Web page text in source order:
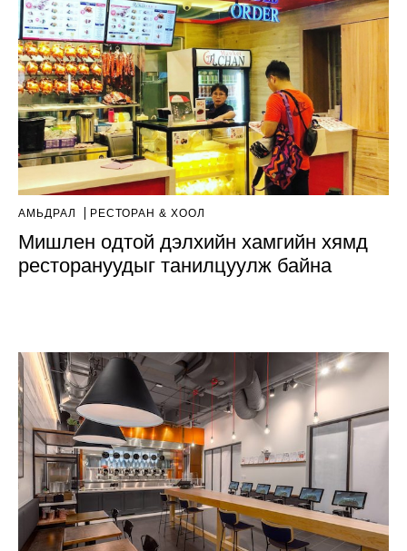
АМЬДРАЛ РЕСТОРАН & ХООЛ
Мишлен одтой дэлхийн хамгийн хямд
ресторануудыг танилцуулж байна